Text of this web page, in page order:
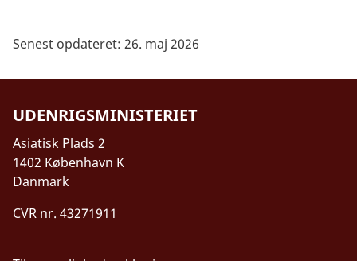
Senest opdateret: 26. maj 2026
UDENRIGSMINISTERIET
Asiatisk Plads 2
1402 København K
Danmark
CVR nr. 43271911